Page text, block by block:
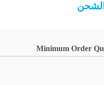
Minimum Order